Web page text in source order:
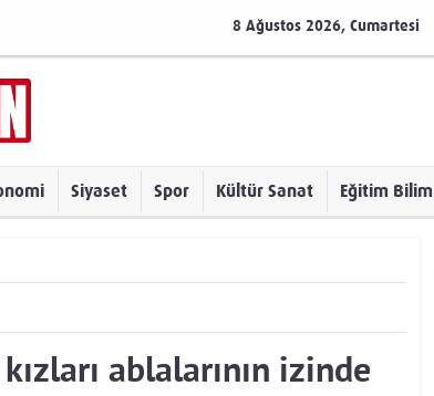
8 Ağustos 2026, Cumartesi
Siyaset Spor Kültür Sanat Eğitim Bilim
ablalarının izinde